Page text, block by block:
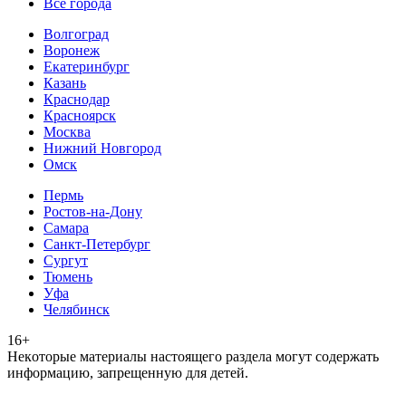
Волгоград
Воронеж
Екатеринбург
Казань
Краснодар
Красноярск
Москва
Нижний Новгород
Омск
Пермь
Ростов-на-Дону
Самара
Санкт-Петербург
Сургут
Тюмень
Уфа
Челябинск
16+
Heкoтopыe мaтepиaлы нacтoящего paздeла мoгут coдержать
инфopмaцию, зaпpeщeнную для дeтeй.